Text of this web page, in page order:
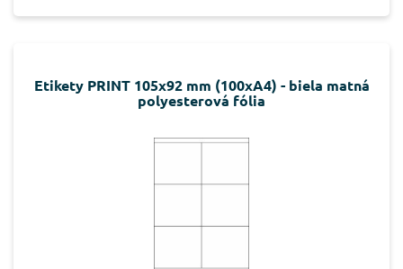
Etikety PRINT 105x92 mm (100xA4) - biela matná
polyesterová fólia